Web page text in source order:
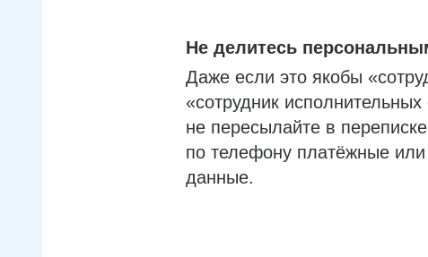
Не делитесь
Даже если это якобы
«сотрудник исполнительных
не пересылайте в
по телефону платёжные
данные.